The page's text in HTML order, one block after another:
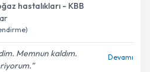
hastalıkları - KBB
Memnun kaldım.
Devamı